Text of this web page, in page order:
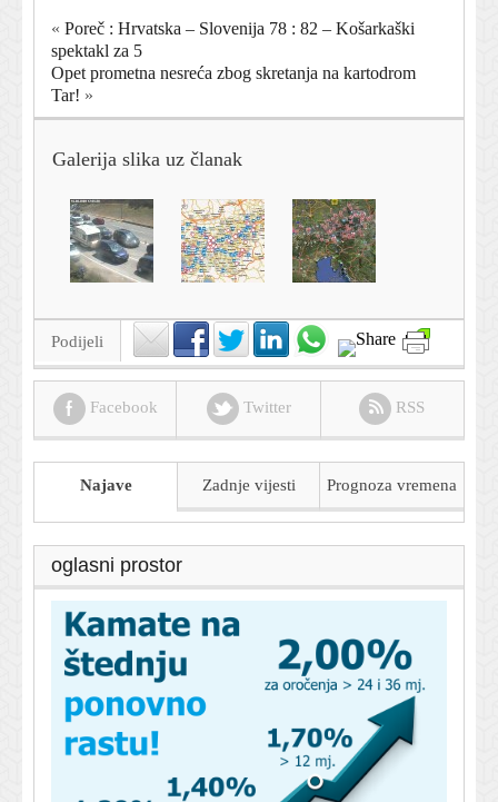
« Poreč : Hrvatska – Slovenija 78 : 82 – Košarkaški
spektakl za 5
Opet prometna nesreća zbog skretanja na kartodrom
Tar! »
Galerija slika uz članak
Podijeli
Facebook Twitter RSS
Najave Zadnje vijesti Prognoza vremena
oglasni prostor